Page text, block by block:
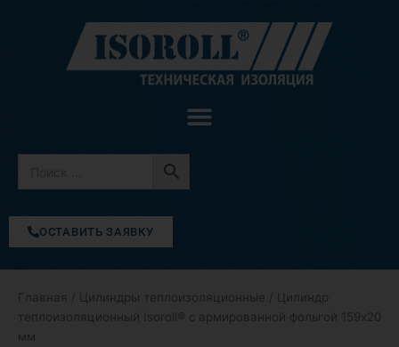
содержимому
ОСТАВИТЬ ЗАЯВКУ
Главная Цилиндры теплоизоляционные / Цилиндр
теплоизоляционный Isoroll® с армированной фольгой 159х20
мм